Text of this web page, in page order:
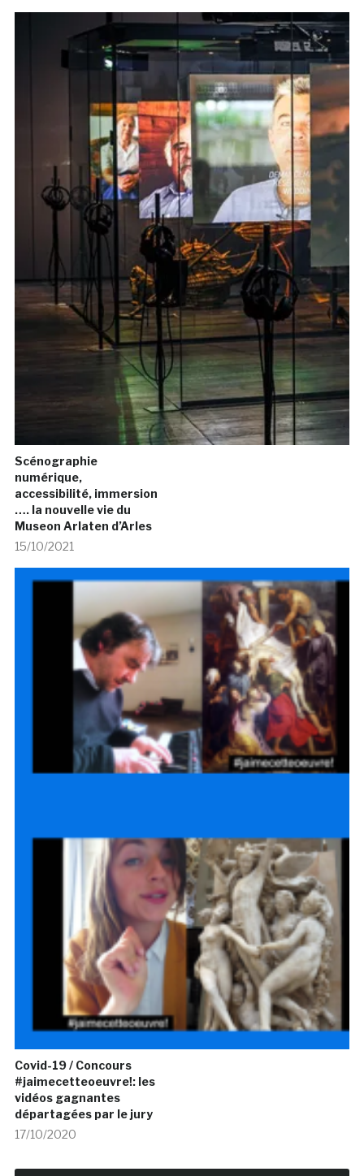
Scénographie
numérique,
accessibilité, immersion
…. la nouvelle vie du
Museon Arlaten d’Arles
15/10/2021
Covid-19 / Concours
#jaimecetteoeuvre!: les
vidéos gagnantes
départagées par le jury
17/10/2020